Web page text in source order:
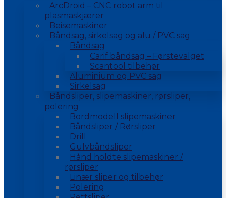
ArcDroid – CNC robot arm til
plasmaskjærer
Beisemaskiner
Båndsag, sirkelsag og alu / PVC sag
Båndsag
Carif båndsag – Førstevalget
Scantool tilbehør
Aluminium og PVC sag
Sirkelsag
Båndsliper, slipemaskiner, rørsliper,
polering
Bordmodell slipemaskiner
Båndsliper / Rørsliper
Drill
Gulvbåndsliper
Hånd holdte slipemaskiner /
rørsliper
Linær sliper og tilbehør
Polering